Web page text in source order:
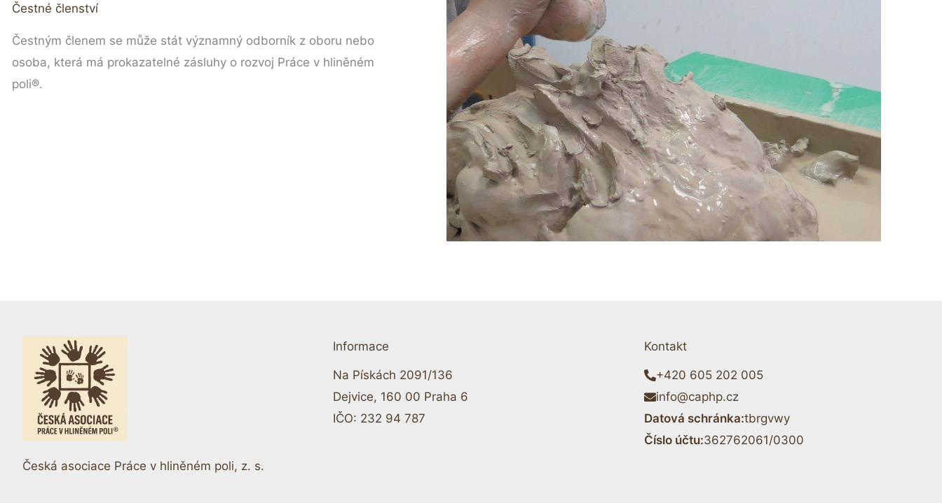
Čestné členství
Čestným členem se může stát významný odborník z oboru nebo
osoba, která má prokazatelné zásluhy o rozvoj Práce v hliněném
poli®.
Česká asociace Práce v hliněném poli, z. s.
Informace
Na Pískách 2091/136
Dejvice, 160 00 Praha 6
IČO: 232 94 787
Kontakt
+420 605 202 005
info@caphp.cz
Datová schránka:tbrgvwy
Číslo účtu:362762061/0300